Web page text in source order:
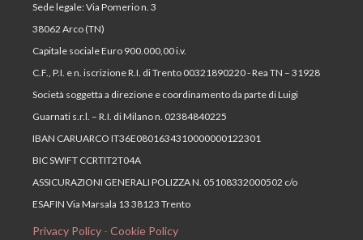
Sede legale: Via Pomerio n. 3
38062 Arco (TN)
Capitale sociale Euro 900.000,00 i.v.
C.F., P.I. e n. iscrizione R.I. di Trento 00321890220 - Rea TN – 31928
Società soggetta a direzione e coordinamento da parte di Luigi
Guarnati s.r.l. – R.I. di Milano n. 02384840225
IBAN CARUARCO IT36E0801634310000000122301
BIC SWIFT CCRTIT2T04A
ASSICURAZIONI GENERALI POLIZZA N. 05108332000502 c/o
ESAFIN Via Marsala 13 38123 Trento
Privacy Policy - Cookie Policy